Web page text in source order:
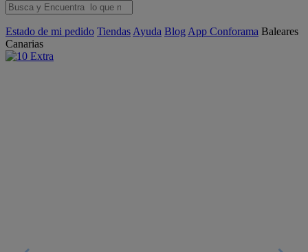
Estado de mi pedido Tiendas Ayuda Blog App Conforama Baleares
Canarias